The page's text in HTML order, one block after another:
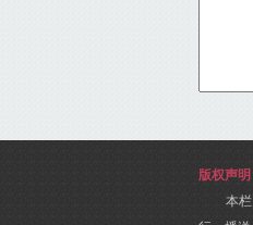
版权声明
本